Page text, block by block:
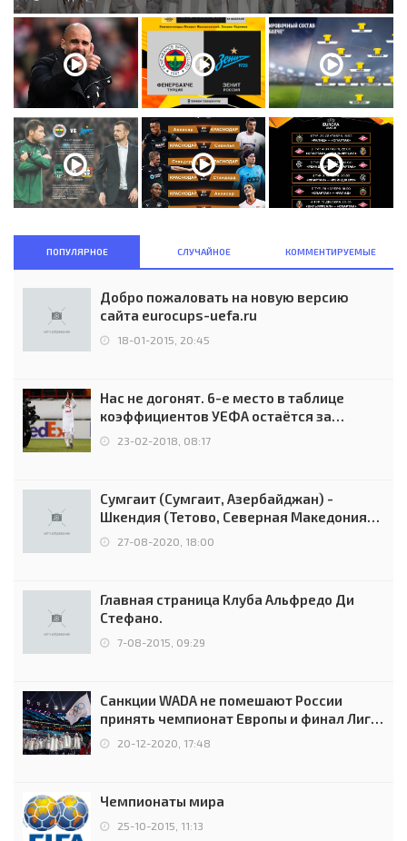
ПОПУЛЯРНОЕ СЛУЧАЙНОЕ КОММЕНТИРУЕМЫЕ
Добро пожаловать на новую версию
сайта eurocups-uefa.ru
18-01-2015, 20:45
Нас не догонят. 6-е место в таблице
коэффициентов УЕФА остаётся за
Россией
23-02-2018, 08:17
Сумгаит (Сумгаит, Азербайджан) -
Шкендия (Тетово, Северная Македония) -
0:2 (0:0)
27-08-2020, 18:00
Главная страница Клуба Альфредо Ди
Стефано.
7-08-2015, 09:29
Санкции WADA не помешают России
принять чемпионат Европы и финал Лиги
чемпионов.
20-12-2020, 17:48
Чемпионаты мира
25-10-2015, 11:13